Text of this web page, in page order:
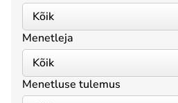
Menetleja
Menetluse tulemus